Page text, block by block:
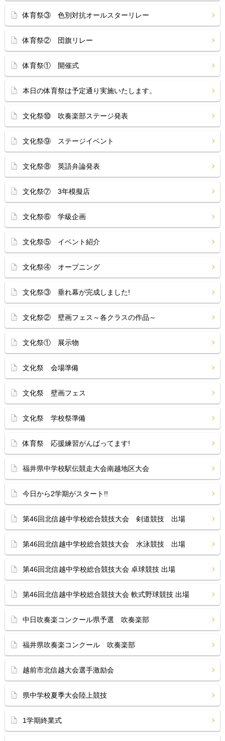
体育祭③ 色別対抗オールスターリレー
体育祭② 団旗リレー
体育祭① 開催式
本日の体育祭は予定通り実施いたします。
文化祭⑩ 吹奏楽部ステージ発表
文化祭⑨ ステージイベント
文化祭⑧ 英語弁論発表
文化祭⑦ 3年模擬店
文化祭⑥ 学級企画
文化祭⑤ イベント紹介
文化祭④ オープニング
文化祭③ 垂れ幕が完成しました!
文化祭② 壁画フェス～各クラスの作品～
文化祭① 展示物
文化祭 会場準備
文化祭 壁画フェス
文化祭 学校祭準備
体育祭 応援練習がんばってます!
福井県中学校駅伝競走大会南越地区大会
今日から2学期がスタート!!
第46回北信越中学校総合競技大会 剣道競技 出場
第46回北信越中学校総合競技大会 水泳競技 出場
第46回北信越中学校総合競技大会 卓球競技 出場
第46回北信越中学校総合競技大会 軟式野球競技 出場
中日吹奏楽コンクール県予選 吹奏楽部
福井県吹奏楽コンクール 吹奏楽部
越前市北信越大会選手激励会
県中学校夏季大会陸上競技
1学期終業式